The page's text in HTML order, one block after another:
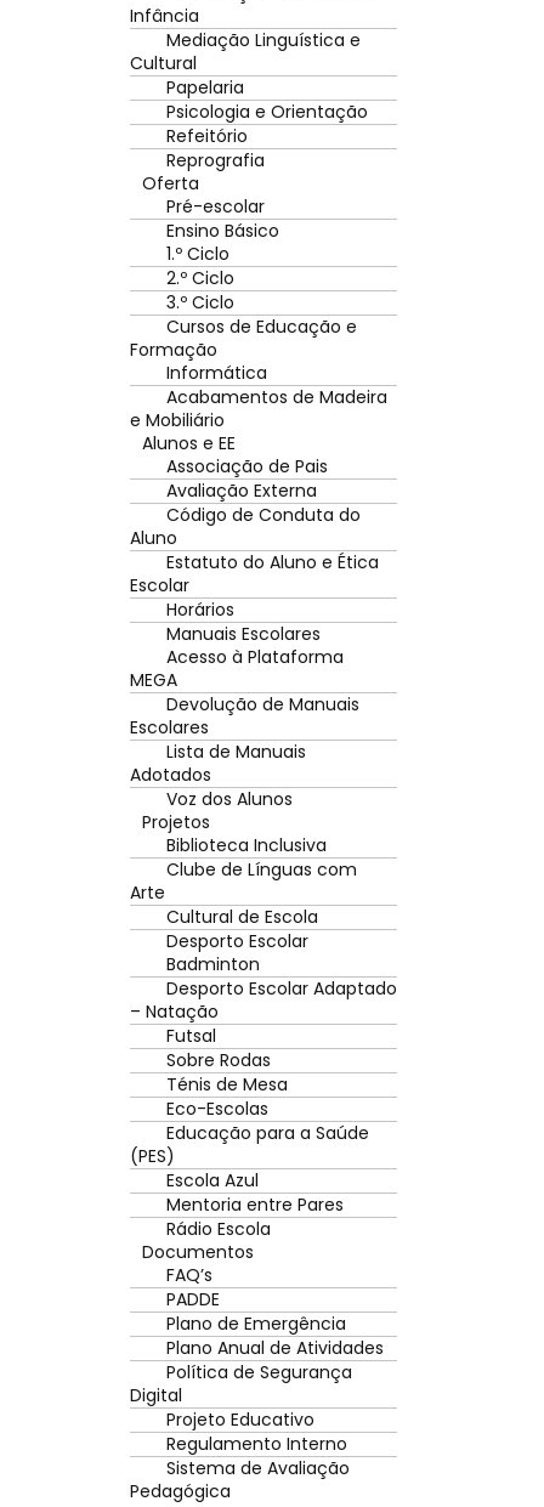
Infância
Mediação Linguística e
Cultural
Papelaria
Psicologia e Orientação
Refeitório
Reprografia
Oferta
Pré-escolar
Ensino Básico
1.º Ciclo
2.º Ciclo
3.º Ciclo
Cursos de Educação e
Formação
Informática
Acabamentos de Madeira
e Mobiliário
Alunos e EE
Associação de Pais
Avaliação Externa
Código de Conduta do
Aluno
Estatuto do Aluno e Ética
Escolar
Horários
Manuais Escolares
Acesso à Plataforma
MEGA
Devolução de Manuais
Escolares
Lista de Manuais
Adotados
Voz dos Alunos
Projetos
Biblioteca Inclusiva
Clube de Línguas com
Arte
Cultural de Escola
Desporto Escolar
Badminton
Desporto Escolar Adaptado
– Natação
Futsal
Sobre Rodas
Ténis de Mesa
Eco-Escolas
Educação para a Saúde
(PES)
Escola Azul
Mentoria entre Pares
Rádio Escola
Documentos
FAQ’s
PADDE
Plano de Emergência
Plano Anual de Atividades
Política de Segurança
Digital
Projeto Educativo
Regulamento Interno
Sistema de Avaliação
Pedagógica